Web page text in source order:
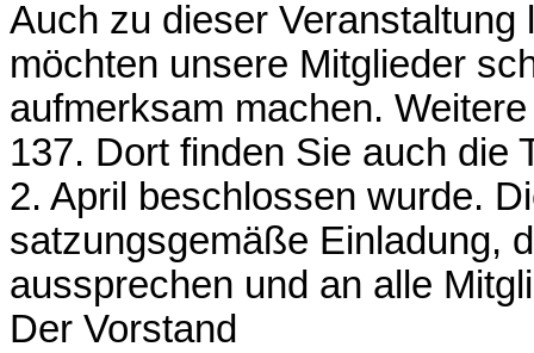
Auch zu dieser
möchten unsere Mitglieder
aufmerksam machen.
137. Dort finden Sie auch die
2. April beschlossen wurde.
satzungsgemäße Einladung,
aussprechen und an alle
Der Vorstand